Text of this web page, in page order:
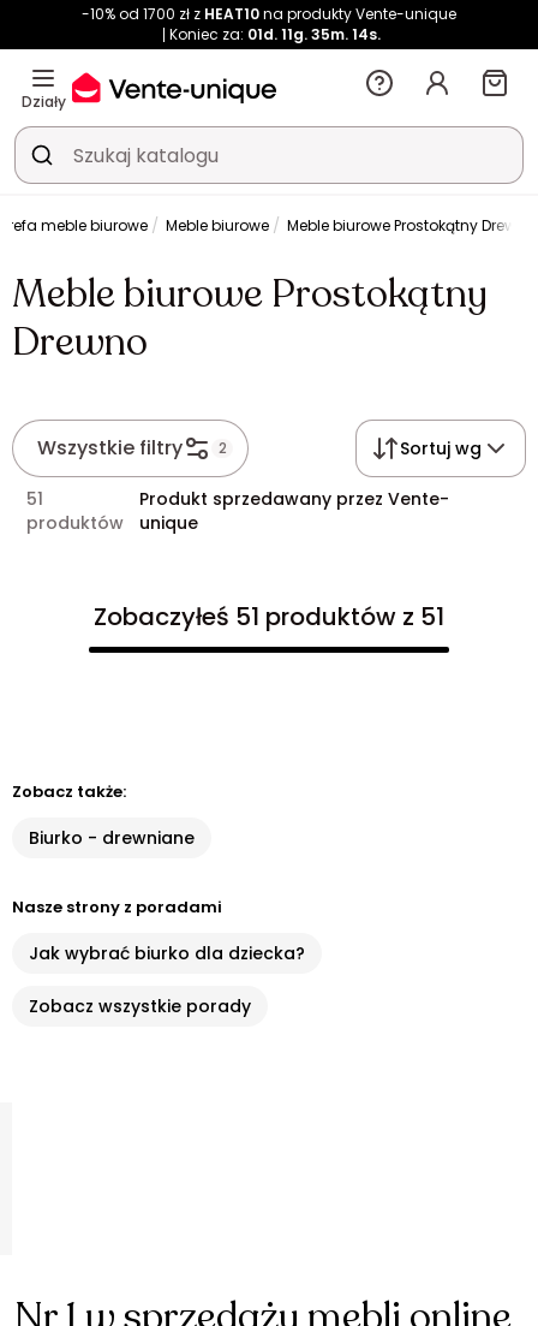
-10% od 1700 zł z HEAT10na produkty Vente-unique
Koniec za: 01d. 11g. 35m. 14s.
Działy
meble biurowe Meble biurowe Meble biurowe Prostokątny Drewno
Meble biurowe Prostokątny
Drewno
Wszystkie filtry 2 Sortuj wg
51
produktów
Produkt sprzedawany przez Vente-
unique
Zobaczyłeś 51 produktów z 51
Zobacz także:
Biurko - drewniane
Nasze strony z poradami
Jak wybrać biurko dla dziecka?
Zobacz wszystkie porady